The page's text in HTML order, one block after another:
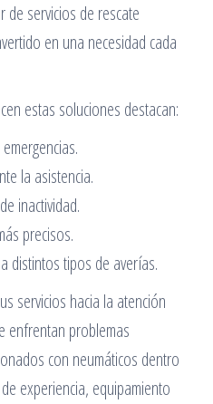
de servicios de rescate
en una necesidad cada
estas soluciones destacan:
la asistencia.
inactividad.
precisos.
distintos tipos de averías.
servicios hacia la atención
enfrentan problemas
con neumáticos dentro
experiencia, equipamiento